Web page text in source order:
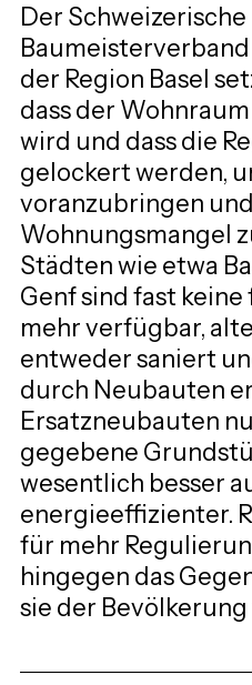
Der Schweizerische
der Region Basel
dass der
wird und dass die
gelockert werden,
voranzubringen
Wohnungsmangel
Städten wie etwa
Genf sind fast
mehr verfügbar,
entweder saniert
durch Neubauten
Ersatzneubauten
gegebene
wesentlich besser
energieeffizienter.
für mehr
hingegen das
sie der